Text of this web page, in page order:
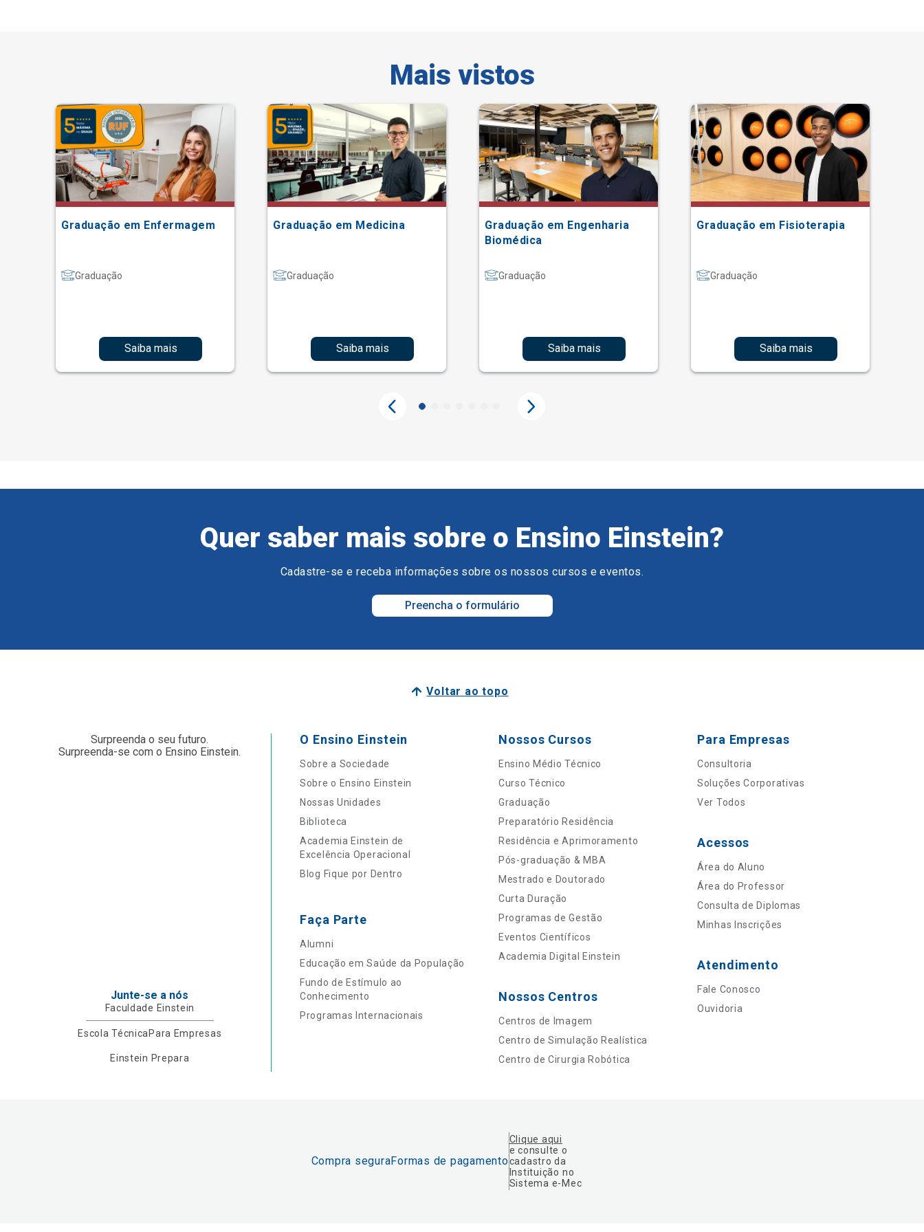
Mais vistos
Graduação em Enfermagem
Graduação
Saiba mais
Graduação em Medicina
Graduação
Saiba mais
Graduação em Engenharia
Biomédica
Graduação
Saiba mais
Graduação em Fisioterapia
Graduação
Saiba mais
Quer saber mais sobre o Ensino Einstein?
Cadastre-se e receba informações sobre os nossos cursos e eventos.
Preencha o formulário
Voltar ao topo
Surpreenda o seu futuro.
Surpreenda-se com o Ensino Einstein.
Junte-se a nós
Faculdade Einstein
Escola Técnica Para Empresas
Einstein Prepara
O Ensino Einstein
Sobre a Sociedade
Sobre o Ensino Einstein
Nossas Unidades
Biblioteca
Academia Einstein de
Excelência Operacional
Blog Fique por Dentro
Faça Parte
Alumni
Educação em Saúde da População
Fundo de Estímulo ao
Conhecimento
Programas Internacionais
Nossos Cursos
Ensino Médio Técnico
Curso Técnico
Graduação
Preparatório Residência
Residência e Aprimoramento
Pós-graduação & MBA
Mestrado e Doutorado
Curta Duração
Programas de Gestão
Eventos Científicos
Academia Digital Einstein
Nossos Centros
Centros de Imagem
Centro de Simulação Realística
Centro de Cirurgia Robótica
Para Empresas
Consultoria
Soluções Corporativas
Ver Todos
Acessos
Área do Aluno
Área do Professor
Consulta de Diplomas
Minhas Inscrições
Atendimento
Fale Conosco
Ouvidoria
Compra seguraFormas de pagamento
Clique aqui
e consulte o
cadastro da
Instituição no
Sistema e-Mec